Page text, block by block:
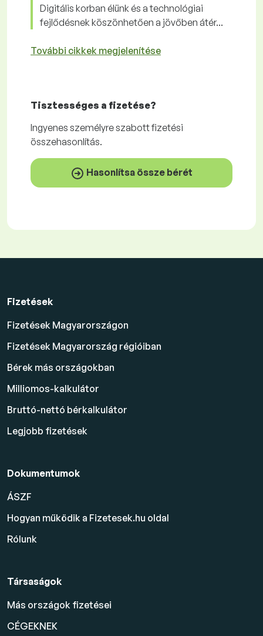
Digitális korban élünk és a technológiai
fejlődésnek köszönhetően a jövőben átér...
További cikkek megjelenítése
Tisztességes a fizetése?
Ingyenes személyre szabott fizetési
összehasonlítás.
Hasonlítsa össze bérét
Fizetések
Fizetések Magyarországon
Fizetések Magyarország régióiban
Bérek más országokban
Milliomos-kalkulátor
Bruttó-nettó bérkalkulátor
Legjobb fizetések
Dokumentumok
ÁSZF
Hogyan működik a Fizetesek.hu oldal
Rólunk
Társaságok
Más országok fizetései
CÉGEKNEK